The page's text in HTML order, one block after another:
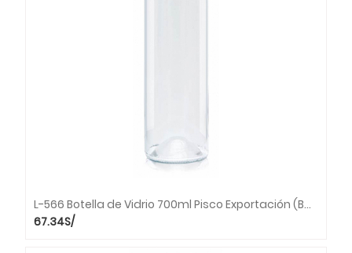
L-566 Botella de Vidrio 700ml Pisco Exportación (Bandeja x 30 unds.)
S/
67.34